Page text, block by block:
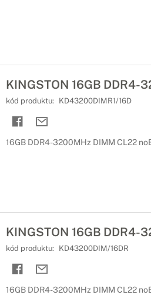
KINGSTON 16GB DDR4-
kód produktu: KD43200DIMR1/16D
16GB DDR4-3200MHz DIMM CL22
KINGSTON 16GB DDR4-
kód produktu: KD43200DIM/16DR
16GB DDR4-3200MHz DIMM CL22